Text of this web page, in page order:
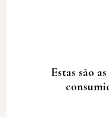
Estas são